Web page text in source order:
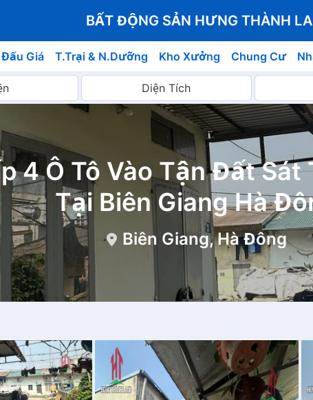
BẤT ĐỘNG SẢN HƯNG THÀNH
Đấu Giá T.Trại & N.Dưỡng Kho Xưởng Chung Cư
4 Ô Tô Vào Tận Đất Sát
Tại Biên Giang Hà
Biên Giang, Hà Đông